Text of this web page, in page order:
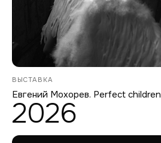
ВЫСТАВКА
Евгений Мохорев. Perfect children
2026